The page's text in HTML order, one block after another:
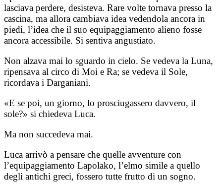
lasciava perdere, desisteva. Rare volte tornava presso la
cascina, ma allora cambiava idea vedendola ancora in
piedi, l’idea che il suo equipaggiamento alieno fosse
ancora accessibile. Si sentiva angustiato.
Non alzava mai lo sguardo in cielo. Se vedeva la Luna,
ripensava al circo di Moi e Ra; se vedeva il Sole,
ricordava i Darganiani.
«E se poi, un giorno, lo prosciugassero davvero, il
sole?» si chiedeva Luca.
Ma non succedeva mai.
Luca arrivò a pensare che quelle avventure con
l’equipaggiamento Lapolako, l’elmo simile a quello
degli antichi greci, fossero tutte frutto di un sogno.